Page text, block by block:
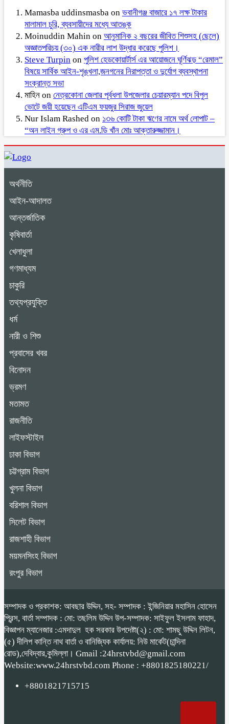
Mamasba uddinsmasba on ভবানীগঞ্জ বাজারে ১৭ লক্ষ টাকার
মালামাল চুরি, ব্যবসায়ীদের মধ্যে আতঙ্ক
Moinuddin Mahin on আনুমানিক ২ বছরের জীবিত শিশুসহ (ছেলে)
অজ্ঞাতপরিচয় (৩০) এক নারীর লাশ উদ্ধার করেছে পুলিশ।
Steve Turpin on পুলিশ হেডকোয়ার্টার্স এর আয়োজনে ঘূর্ণিঝড় “রেমাল”
বিষয়ে সার্বিক আইন-শৃঙ্খলা,জনগনের নিরাপত্তা ও দুর্যোগ ব্যবস্থাপনা
সংক্রান্ত সভা
মাহিন on নেত্রকোনা জেলার পূর্বধলা উপজেলার চেয়ারম্যান পদে বিপুল
ভোটে জয়ী হয়েছেন এটিএম ফয়জুর সিরাজ জুয়েল
Nur Islam Rashed on ১৩৬ কোটি টাকা ঋণের নামে অর্থ লোপাট –
“অন লাইন গ্রুপ ও এর এম.ডি খাঁন মোঃ আক্তারুজ্জামান।
অর্থনীতি
আইন-আদালত
আন্তর্জাতিক
কৃষিবার্তা
খেলাধুলা
গণমাধ্যম
চাকুরি
তথ্যপ্রযুক্তি
ধর্ম
নারী ও শিশু
প্রবাসের খবর
বিনোদন
ভ্রমণ
মতামত
রাজনীতি
লাইফস্টাইল
ঢাকা বিভাগ
চট্টগ্রাম বিভাগ
খুলনা বিভাগ
বরিশাল বিভাগ
সিলেট বিভাগ
রাজশাহী বিভাগ
ময়মনসিংহ বিভাগ
রংপুর বিভাগ
সম্পাদক ও প্রকাশক: আবছার উদ্দিন, সহ- সম্পাদক : ইন্জিনিয়ার মহাসিন হোসেন
প্রিন্স, বার্তা সম্পাদক : মো: তছলিম উদ্দিন উপ-সম্পাদক: সাইফুল ইসলাম ফাহাদ,
বিজ্ঞাপন ম্যানেজার :এমদাদুল হক সরকার উপদেষ্টা(২) : মো: শামছু উদ্দিন লিটন,
(৫) দীলিপ কান্তি নাথ বার্তা ও বানিজ্যিক কার্যালয়: নিউ মার্কেট(চান্দিনা
রোড),দেবিদ্বার,কুমিল্লা। Gmail :24hrstvbd@gmail.com
Website:www.24hrstvbd.com Phone : +8801825180221/
+8801821715715